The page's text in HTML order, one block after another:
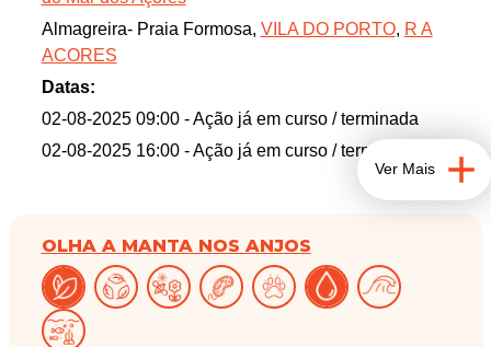
Almagreira- Praia Formosa, VILA DO PORTO, R A
ACORES
Datas:
02-08-2025 09:00 - Ação já em curso / terminada
02-08-2025 16:00 - Ação já em curso / terminada
Ver Mais
OLHA A MANTA NOS ANJOS